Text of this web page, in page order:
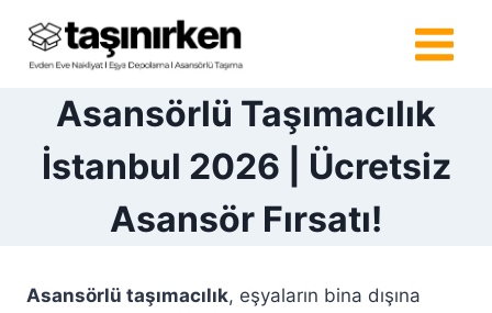
content
Asansörlü Taşımacılık
İstanbul 2026 | Ücretsiz
Asansör Fırsatı!
Asansörlü taşımacılık, eşyaların bina dışına